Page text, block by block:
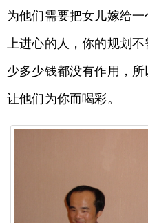
为他们需要把女儿嫁给
上进心的人，你的规划
少多少钱都没有作用，所
让他们为你而喝彩。